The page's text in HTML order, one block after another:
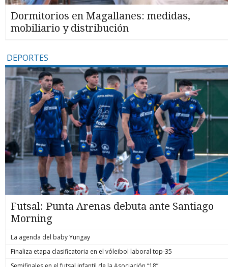
Dormitorios en Magallanes: medidas,
mobiliario y distribución
DEPORTES
Futsal: Punta Arenas debuta ante Santiago
Morning
La agenda del baby Yungay
Finaliza etapa clasificatoria en el vóleibol laboral top-35